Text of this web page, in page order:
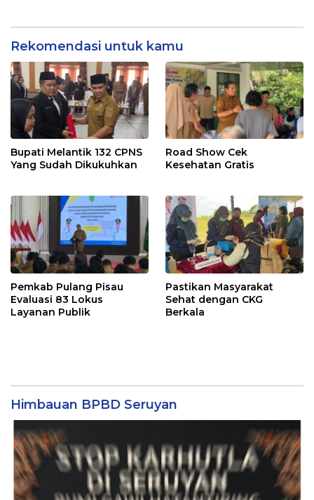
Rekomendasi untuk kamu
Bupati Melantik 132 CPNS
Yang Sudah Dikukuhkan
Road Show Cek
Kesehatan Gratis
Pemkab Pulang Pisau
Evaluasi 83 Lokus
Layanan Publik
Pastikan Masyarakat
Sehat dengan CKG
Berkala
Himbauan BPBD Seruyan